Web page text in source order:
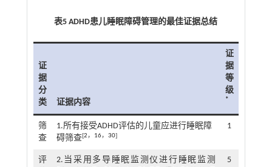
表5 ADHD患儿睡眠障碍管理的最佳证据总结
证
据
分
类
证据内容
证
据
等
级
*
筛
查
1.所有接受ADHD评估的儿童应进行睡眠障
碍筛查[2， 16， 30]
1
评
2.当采用多导睡眠监测仪进行睡眠监测
5